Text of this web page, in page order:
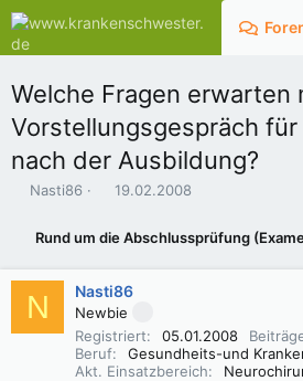
Welche Fragen erwarten
Vorstellungsgespräch für
nach der Ausbildung?
E
e
Nasti86
E
t
e
l
l
t
a
m
19.02.2008
Rund um die Abschlussprüfung
N Nasti86
Newbie
Registriert
05.01.2008
Beruf
Gesundheits-und
Akt. Einsatzbereich